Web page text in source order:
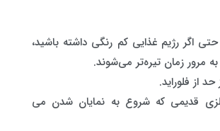
اگر رژیم غذایی کم رنگی داشته باشید،
مرور زمان تیره‌تر می‌شوند.
از فلوراید.
قدیمی که شروع به نمایان شدن می